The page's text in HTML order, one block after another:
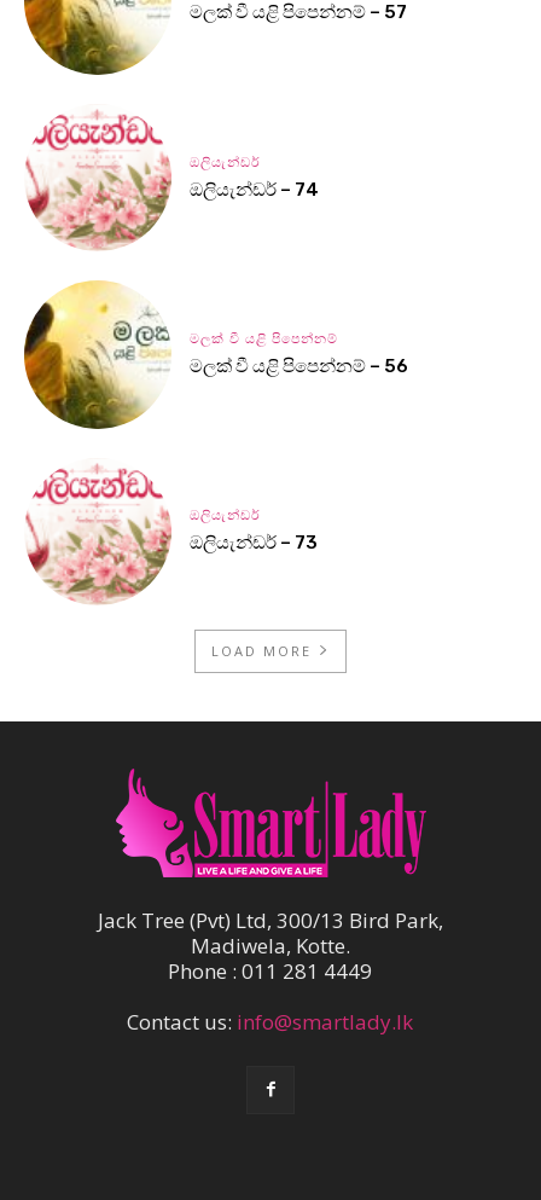
මලක් වී යළි පිපෙන්නම් – 57
ඔලියැන්ඩර්
ඔලියැන්ඩර් – 74
මලක් වී යළි පිපෙන්නම්
මලක් වී යළි පිපෙන්නම් – 56
ඔලියැන්ඩර්
ඔලියැන්ඩර් – 73
LOAD MORE
Jack Tree (Pvt) Ltd, 300/13 Bird Park,
Madiwela, Kotte.
Phone : 011 281 4449
Contact us: info@smartlady.lk